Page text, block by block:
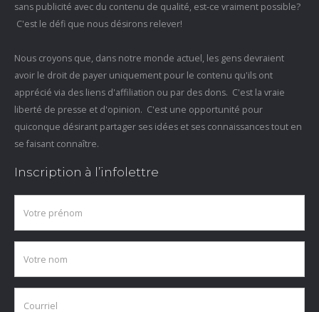
sans publicité avec du contenu de qualité, est-ce vraiment possible?
C'est le défi que nous désirons relever!
Nous croyons que, dans notre monde actuel, les gens devraient
avoir le droit de payer uniquement pour le contenu qu'ils ont
apprécié via des liens d'affiliation ou par des dons. C'est la vraie
liberté de presse et d'opinion. C'est une opportunité pour
quiconque désirant partager ses idées et ses connaissances tout en
se faisant connaître.
Inscription à l’infolettre